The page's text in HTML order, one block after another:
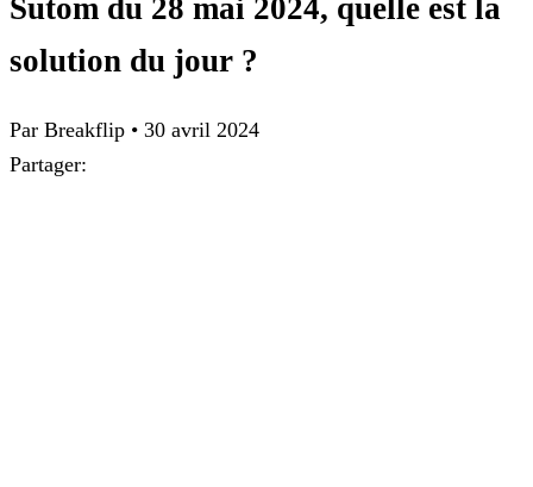
Sutom du 28 mai 2024, quelle est la
solution du jour ?
Par Breakflip • 30 avril 2024
Partager: